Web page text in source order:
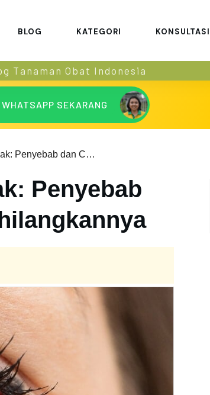
BLOG KATEGORI KONSULTASI
Tanaman Obat Indonesia
WHATSAPP SEKARANG
Kantung Mata Bengkak: Penyebab dan Cara Alami Menghilangkannya
Penyebab